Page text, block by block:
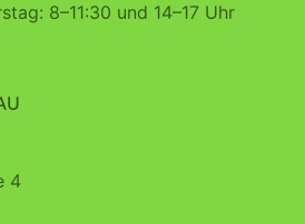
8–11:30 und 14–17 Uhr
4